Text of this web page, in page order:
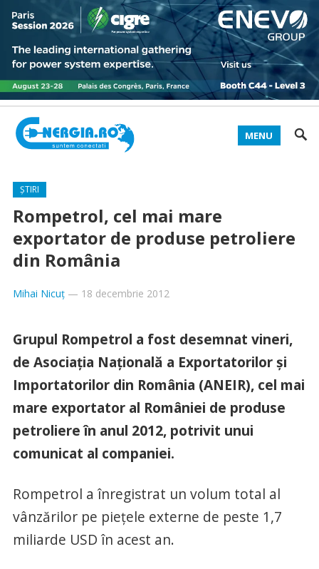
MENU
ȘTIRI
Rompetrol, cel mai mare
exportator de produse petroliere
din România
Mihai Nicuț— 18 decembrie 2012
Grupul Rompetrol a fost desemnat vineri,
de Asociaţia Naţională a Exportatorilor şi
Importatorilor din România (ANEIR), cel mai
mare exportator al României de produse
petroliere în anul 2012, potrivit unui
comunicat al companiei.
Rompetrol a înregistrat un volum total al
vânzărilor pe pieţele externe de peste 1,7
miliarde USD în acest an.